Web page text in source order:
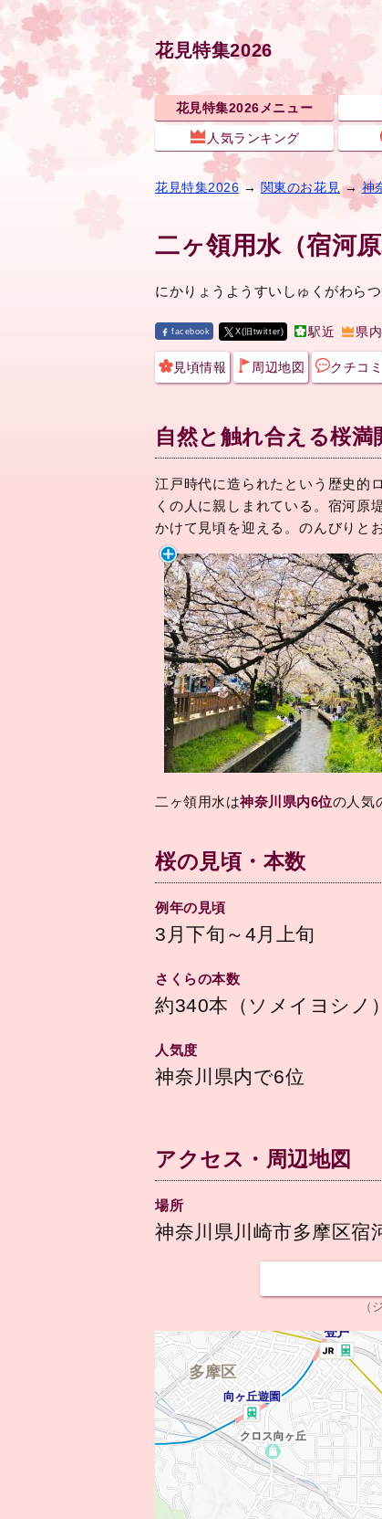
花見特集2026
花見特集2026メニュー
人気ランキング
花見特集2026 → 関東のお花見 →神
二ヶ領用水（宿河原
にかりょうようすいしゅくがわら
facebook X(旧twitter) 駅近 県
見頃情報 周辺地図 クチコミ
自然と触れ合える桜満
江戸時代に造られたという歴史的
くの人に親しまれている。宿河原
かけて見頃を迎える。のんびりと
二ヶ領用水は神奈川県内6位の人気
桜の見頃・本数
例年の見頃
3月下旬～4月上旬
さくらの本数
約340本（ソメイヨシノ）
人気度
神奈川県内で6位
アクセス・周辺地図
場所
神奈川県川崎市多摩区宿
（